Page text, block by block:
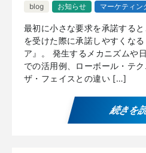
blog
お知らせ マーケティン
最初に小さな要求を承諾する
を受けた際に承諾しやすくな
ア』。 発生するメカニズムや
での活用例、ローボール・テ
ザ・フェイスとの違い […]
続きを